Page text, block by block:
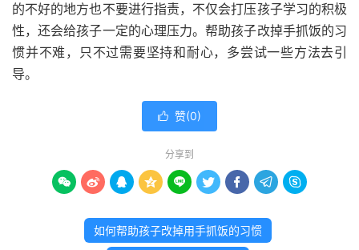
的不好的地方也不要进行指责，不仅会打压孩子学习的积极
性，还会给孩子一定的心理压力。帮助孩子改掉手抓饭的习
惯并不难，只不过需要坚持和耐心，多尝试一些方法去引
导。
 赞(0)
分享到
        
如何帮助孩子改掉用手抓饭的习惯